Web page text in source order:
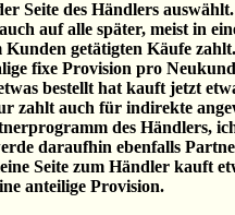
Seite des Händlers auswählt.
auf alle später, meist in
Kunden getätigten Käufe zahlt.
fixe Provision pro
bestellt hat kauft jetzt
zahlt auch für indirekte
des Händlers,
daraufhin ebenfalls
Seite zum Händler kauft
anteilige Provision.